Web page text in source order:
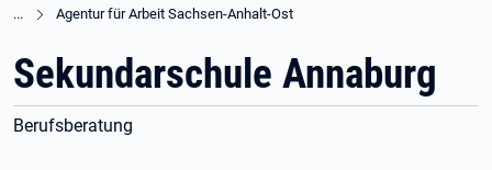
Agentur für Arbeit Sachsen-Anhalt-Ost
Sekundarschule Annaburg
Berufsberatung